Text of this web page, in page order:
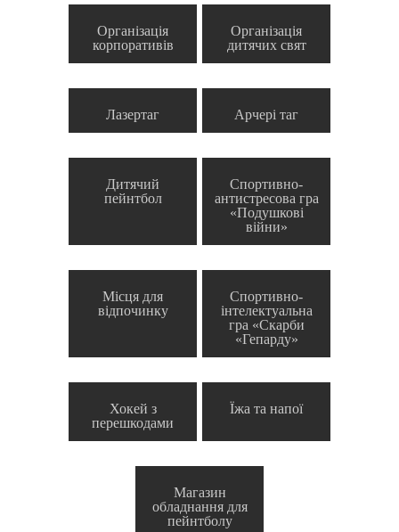
Організація
корпоративів
Організація
дитячих свят
Лазертаг Арчері таг
Дитячий
пейнтбол
Спортивно-
антистресова гра
«Подушкові
війни»
Місця для
відпочинку
Спортивно-
інтелектуальна
гра «Скарби
«Гепарду»
Хокей з
перешкодами
Їжа та напої
Магазин
обладнання для
пейнтболу